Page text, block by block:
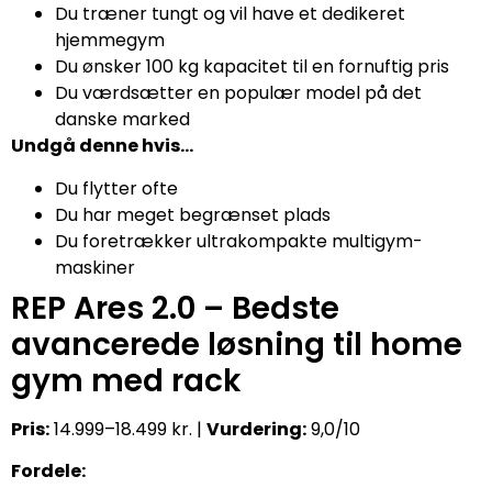
Du træner tungt og vil have et dedikeret
hjemmegym
Du ønsker 100 kg kapacitet til en fornuftig pris
Du værdsætter en populær model på det
danske marked
Undgå denne hvis…
Du flytter ofte
Du har meget begrænset plads
Du foretrækker ultrakompakte multigym-
maskiner
REP Ares 2.0 – Bedste
avancerede løsning til home
gym med rack
Pris:14.999–18.499 kr. | Vurdering:9,0/10
Fordele: